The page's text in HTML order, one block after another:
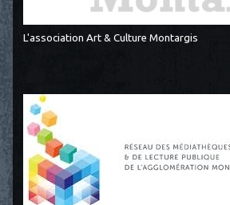
L'association Art & Culture Montargis